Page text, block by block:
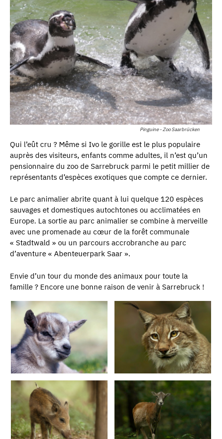
Pinguine - Zoo Saarbrücken
Qui l’eût cru ? Même si Ivo le gorille est le plus populaire
auprès des visiteurs, enfants comme adultes, il n’est qu’un
pensionnaire du zoo de Sarrebruck parmi le petit millier de
représentants d’espèces exotiques que compte ce dernier.
Le parc animalier abrite quant à lui quelque 120 espèces
sauvages et domestiques autochtones ou acclimatées en
Europe. La sortie au parc animalier se combine à merveille
avec une promenade au cœur de la forêt communale
« Stadtwald » ou un parcours accrobranche au parc
d’aventure « Abenteuerpark Saar ».
Envie d’un tour du monde des animaux pour toute la
famille ? Encore une bonne raison de venir à Sarrebruck !